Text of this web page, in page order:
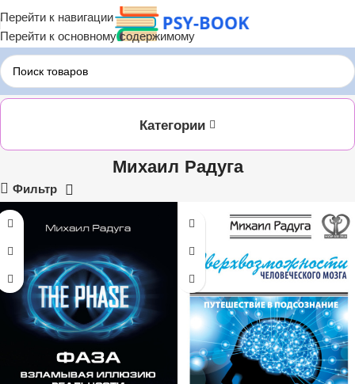
Перейти к навигации
Перейти к основному содержимому
Главная ЛИТРЕС Михаил Радуга
Категории
Михаил Радуга
Фильтр